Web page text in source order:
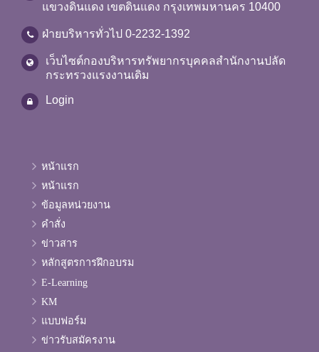
แขวงดินแดง เขตดินแดง กรุงเทพมหานคร 10400
ฝ่ายบริหารทั่วไป 0-2232-1392
เว็บไซต์กองบริหารทรัพยากรบุคคลสำนักงานปลัด
กระทรวงแรงงานเดิม
Login
หน้าแรก
หน้าแรก
ข้อมูลหน่วยงาน
คำสั่ง
ข่าวสาร
หลักสูตรการฝึกอบรม
E-Learning
KM
แบบฟอร์ม
ข่าวรับสมัครงาน